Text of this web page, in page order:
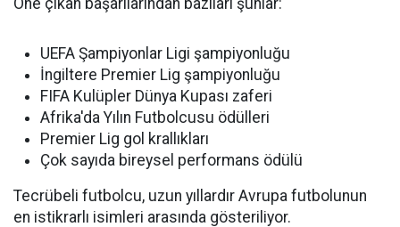
UEFA Şampiyonlar Ligi şampiyonluğu
İngiltere Premier Lig şampiyonluğu
FIFA Kulüpler Dünya Kupası zaferi
Afrika'da Yılın Futbolcusu ödülleri
Premier Lig gol krallıkları
Çok sayıda bireysel performans ödülü
Tecrübeli futbolcu, uzun yıllardır Avrupa futbolunun
en istikrarlı isimleri arasında gösteriliyor.